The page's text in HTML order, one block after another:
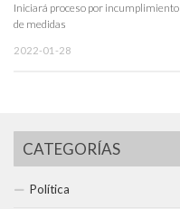
Iniciará proceso por incumplimiento
de medidas
2022-01-28
CATEGORÍAS
Política